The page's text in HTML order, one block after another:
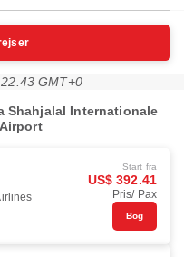
GMT+0
Shahjalal Internationale
Start fra
US$ 392.41
Pris/ Pax
Bog